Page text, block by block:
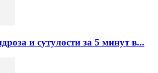
и сутулости за 5 минут в...